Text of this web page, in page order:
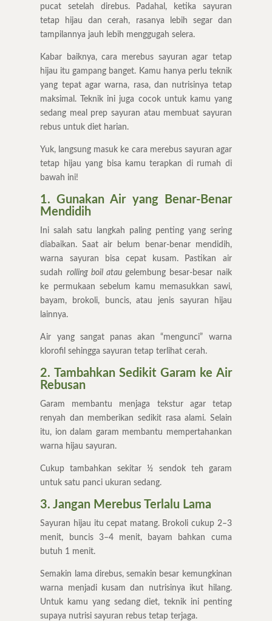
pucat setelah direbus. Padahal, ketika sayuran
tetap hijau dan cerah, rasanya lebih segar dan
tampilannya jauh lebih menggugah selera.
Kabar baiknya, cara merebus sayuran agar tetap
hijau itu gampang banget. Kamu hanya perlu teknik
yang tepat agar warna, rasa, dan nutrisinya tetap
maksimal. Teknik ini juga cocok untuk kamu yang
sedang meal prep sayuran atau membuat sayuran
rebus untuk diet harian.
Yuk, langsung masuk ke cara merebus sayuran agar
tetap hijau yang bisa kamu terapkan di rumah di
bawah ini!
1. Gunakan Air yang Benar-Benar
Mendidih
Ini salah satu langkah paling penting yang sering
diabaikan. Saat air belum benar-benar mendidih,
warna sayuran bisa cepat kusam. Pastikan air
sudah rolling boil ataugelembung besar-besar naik
ke permukaan sebelum kamu memasukkan sawi,
bayam, brokoli, buncis, atau jenis sayuran hijau
lainnya.
Air yang sangat panas akan “mengunci” warna
klorofil sehingga sayuran tetap terlihat cerah.
2. Tambahkan Sedikit Garam ke Air
Rebusan
Garam membantu menjaga tekstur agar tetap
renyah dan memberikan sedikit rasa alami. Selain
itu, ion dalam garam membantu mempertahankan
warna hijau sayuran.
Cukup tambahkan sekitar ½ sendok teh garam
untuk satu panci ukuran sedang.
3. Jangan Merebus Terlalu Lama
Sayuran hijau itu cepat matang. Brokoli cukup 2–3
menit, buncis 3–4 menit, bayam bahkan cuma
butuh 1 menit.
Semakin lama direbus, semakin besar kemungkinan
warna menjadi kusam dan nutrisinya ikut hilang.
Untuk kamu yang sedang diet, teknik ini penting
supaya nutrisi sayuran rebus tetap terjaga.